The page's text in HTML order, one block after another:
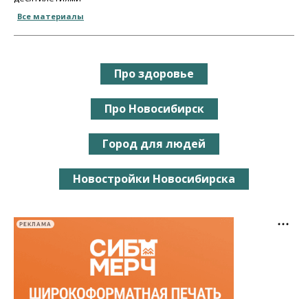
Все материалы
Про здоровье
Про Новосибирск
Город для людей
Новостройки Новосибирска
РЕКЛАМА